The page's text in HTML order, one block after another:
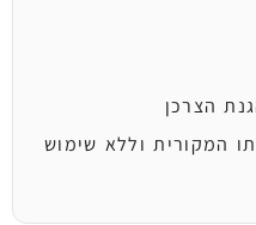
הצרכן
המקורית וללא שימוש